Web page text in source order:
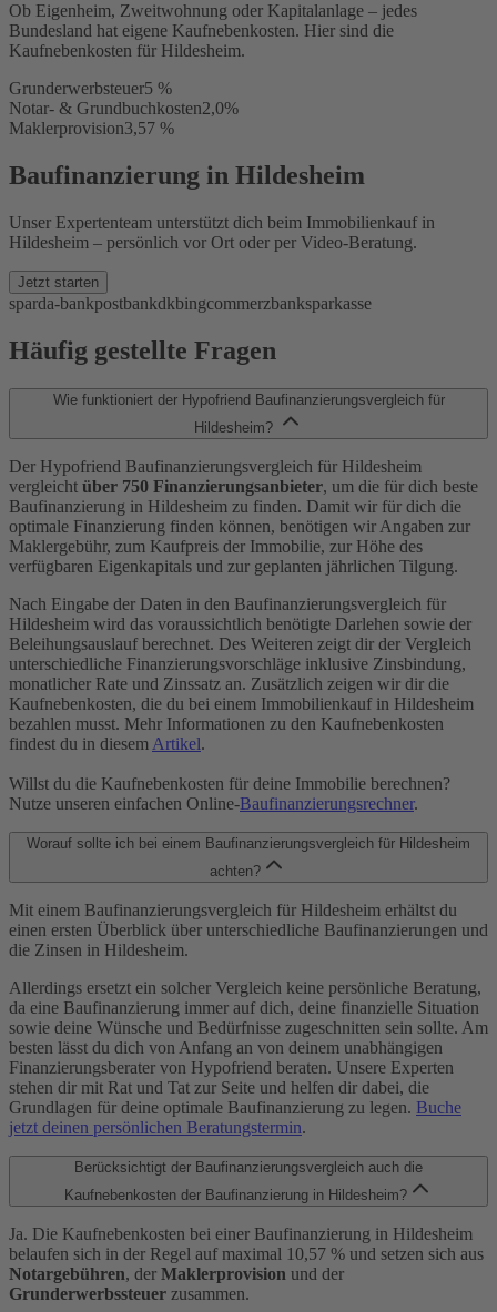
Ob Eigenheim, Zweitwohnung oder Kapitalanlage – jedes
Bundesland hat eigene Kaufnebenkosten. Hier sind die
Kaufnebenkosten für Hildesheim.
Grunderwerbsteuer5 %
Notar- & Grundbuchkosten2,0%
Maklerprovision3,57 %
Baufinanzierung in Hildesheim
Unser Expertenteam unterstützt dich beim Immobilienkauf in
Hildesheim – persönlich vor Ort oder per Video-Beratung.
Jetzt starten
sparda-bankpostbankdkbingcommerzbanksparkasse
Häufig gestellte Fragen
Wie funktioniert der Hypofriend Baufinanzierungsvergleich für
Hildesheim?
Der Hypofriend Baufinanzierungsvergleich für Hildesheim
vergleicht über 750 Finanzierungsanbieter, um die für dich beste
Baufinanzierung in Hildesheim zu finden. Damit wir für dich die
optimale Finanzierung finden können, benötigen wir Angaben zur
Maklergebühr, zum Kaufpreis der Immobilie, zur Höhe des
verfügbaren Eigenkapitals und zur geplanten jährlichen Tilgung.
Nach Eingabe der Daten in den Baufinanzierungsvergleich für
Hildesheim wird das voraussichtlich benötigte Darlehen sowie der
Beleihungsauslauf berechnet. Des Weiteren zeigt dir der Vergleich
unterschiedliche Finanzierungsvorschläge inklusive Zinsbindung,
monatlicher Rate und Zinssatz an. Zusätzlich zeigen wir dir die
Kaufnebenkosten, die du bei einem Immobilienkauf in Hildesheim
bezahlen musst. Mehr Informationen zu den Kaufnebenkosten
findest du in diesem Artikel.
Willst du die Kaufnebenkosten für deine Immobilie berechnen?
Nutze unseren einfachen Online-Baufinanzierungsrechner.
Worauf sollte ich bei einem Baufinanzierungsvergleich für Hildesheim
achten?
Mit einem Baufinanzierungsvergleich für Hildesheim erhältst du
einen ersten Überblick über unterschiedliche Baufinanzierungen und
die Zinsen in Hildesheim.
Allerdings ersetzt ein solcher Vergleich keine persönliche Beratung,
da eine Baufinanzierung immer auf dich, deine finanzielle Situation
sowie deine Wünsche und Bedürfnisse zugeschnitten sein sollte. Am
besten lässt du dich von Anfang an von deinem unabhängigen
Finanzierungsberater von Hypofriend beraten. Unsere Experten
stehen dir mit Rat und Tat zur Seite und helfen dir dabei, die
Grundlagen für deine optimale Baufinanzierung zu legen. Buche
jetzt deinen persönlichen Beratungstermin.
Berücksichtigt der Baufinanzierungsvergleich auch die
Kaufnebenkosten der Baufinanzierung in Hildesheim?
Ja. Die Kaufnebenkosten bei einer Baufinanzierung in Hildesheim
belaufen sich in der Regel auf maximal 10,57 % und setzen sich aus
Notargebühren, der Maklerprovision und der
Grunderwerbssteuer zusammen.